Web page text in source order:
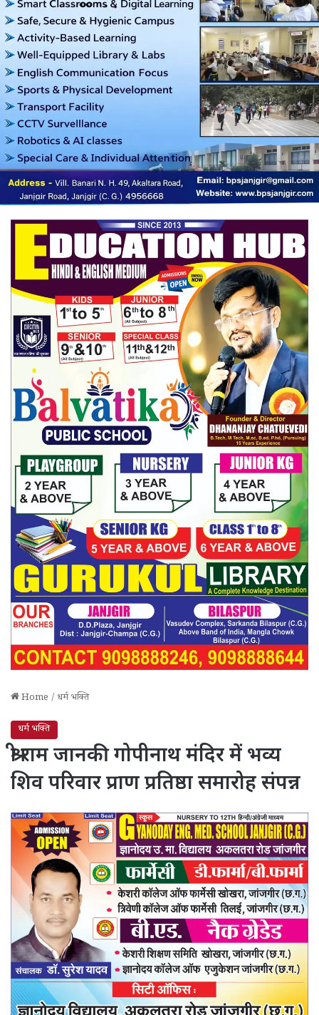
Home / धर्म भक्ति
धर्म भक्ति
श्री राम जानकी गोपीनाथ मंदिर में भव्य
शिव परिवार प्राण प्रतिष्ठा समारोह संपन्न